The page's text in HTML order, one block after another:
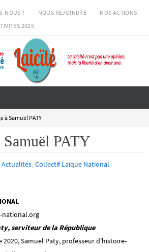
NOUS ? NOUS REJOINDRE
NOS ACTIONS
2025
à Samuël PATY
PATY
Actualités, Collectif Laïque National
national.org
serviteur de la République
Samuel Paty, professeur d’histoire-